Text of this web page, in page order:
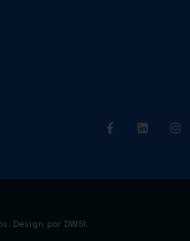
Design por DWSI.